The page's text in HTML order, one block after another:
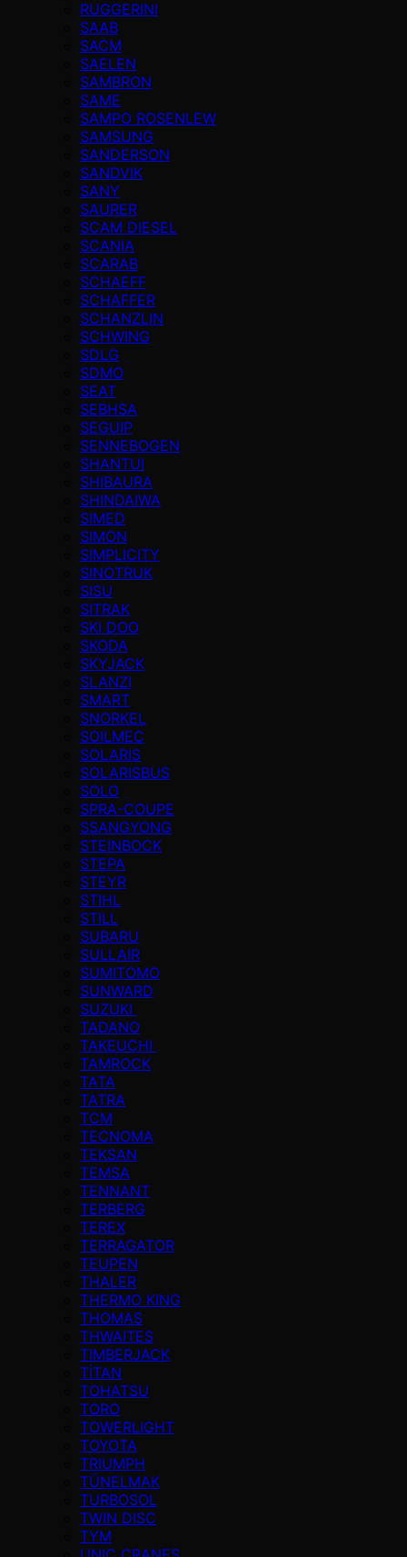
RUGGERINI
SAAB
SACM
SAELEN
SAMBRON
SAME
SAMPO ROSENLEW
SAMSUNG
SANDERSON
SANDVIK
SANY
SAURER
SCAM DIESEL
SCANIA
SCARAB
SCHAEFF
SCHAFFER
SCHANZLIN
SCHWING
SDLG
SDMO
SEAT
SEBHSA
SEGUIP
SENNEBOGEN
SHANTUI
SHIBAURA
SHINDAIWA
SIMED
SIMON
SIMPLICITY
SINOTRUK
SISU
SITRAK
SKI DOO
SKODA
SKYJACK
SLANZI
SMART
SNORKEL
SOILMEC
SOLARIS
SOLARISBUS
SOLO
SPRA-COUPE
SSANGYONG
STEINBOCK
STEPA
STEYR
STIHL
STILL
SUBARU
SULLAIR
SUMITOMO
SUNWARD
SUZUKI
TADANO
TAKEUCHI
TAMROCK
TATA
TATRA
TCM
TECNOMA
TEKSAN
TEMSA
TENNANT
TERBERG
TEREX
TERRAGATOR
TEUPEN
THALER
THERMO KING
THOMAS
THWAITES
TIMBERJACK
TİTAN
TOHATSU
TORO
TOWERLIGHT
TOYOTA
TRIUMPH
TÜNELMAK
TURBOSOL
TWIN DISC
TYM